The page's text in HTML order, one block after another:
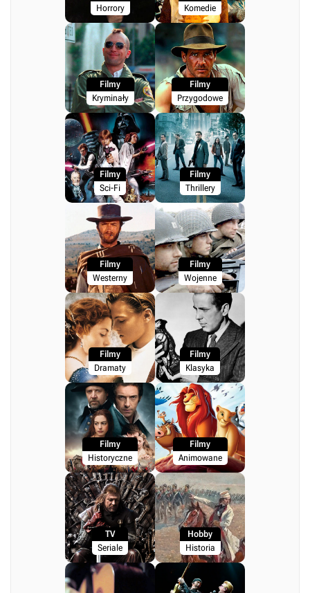
Horrory Komedie
Filmy
Kryminały
Filmy
Przygodowe
Filmy
Sci-Fi
Filmy
Thrillery
Filmy
Westerny
Filmy
Wojenne
Filmy
Dramaty
Filmy
Klasyka
Filmy
Historyczne
Filmy
Animowane
TV
Seriale
Hobby
Historia